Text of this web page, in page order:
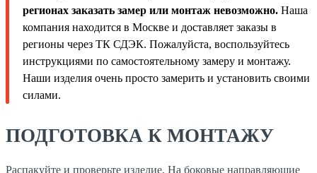
регионах заказать замер или монтаж невозможно. Наша
компания находится в Москве и доставляет заказы в
регионы через ТК СДЭК. Пожалуйста, воспользуйтесь
инструкциями по самостоятельному замеру и монтажу.
Наши изделия очень просто замерить и установить своими
силами.
ПОДГОТОВКА К МОНТАЖУ
Распакуйте и проверьте изделие. На боковые направляющие